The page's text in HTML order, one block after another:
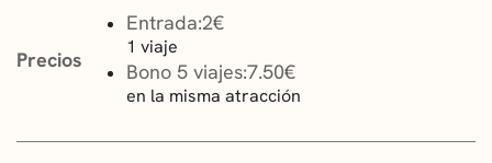
Precios
Entrada:2€
1 viaje
Bono 5 viajes:7.50€
en la misma atracción